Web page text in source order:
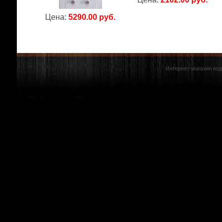
Цена: 5290.00 руб.
Интернет-магазин